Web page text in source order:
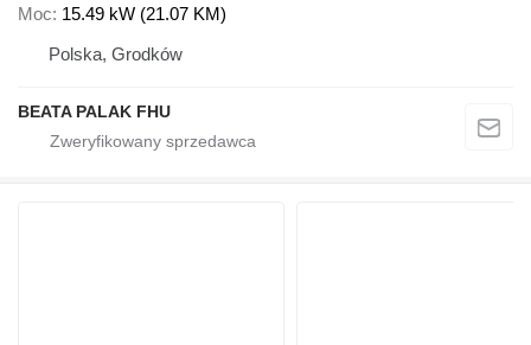
Moc 15.49 kW (21.07 KM)
Polska, Grodków
BEATA PALAK FHU